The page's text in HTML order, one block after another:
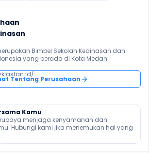
Bimbel Sekolah Kedinasan dan
yang berada di Kota Medan.
Tentang Perusahaan
Kamu
menjaga kenyamanan dan
Hubungi kami jika menemukan hal yang